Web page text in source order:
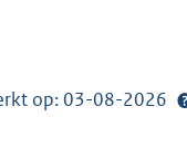
op: 03-08-2026